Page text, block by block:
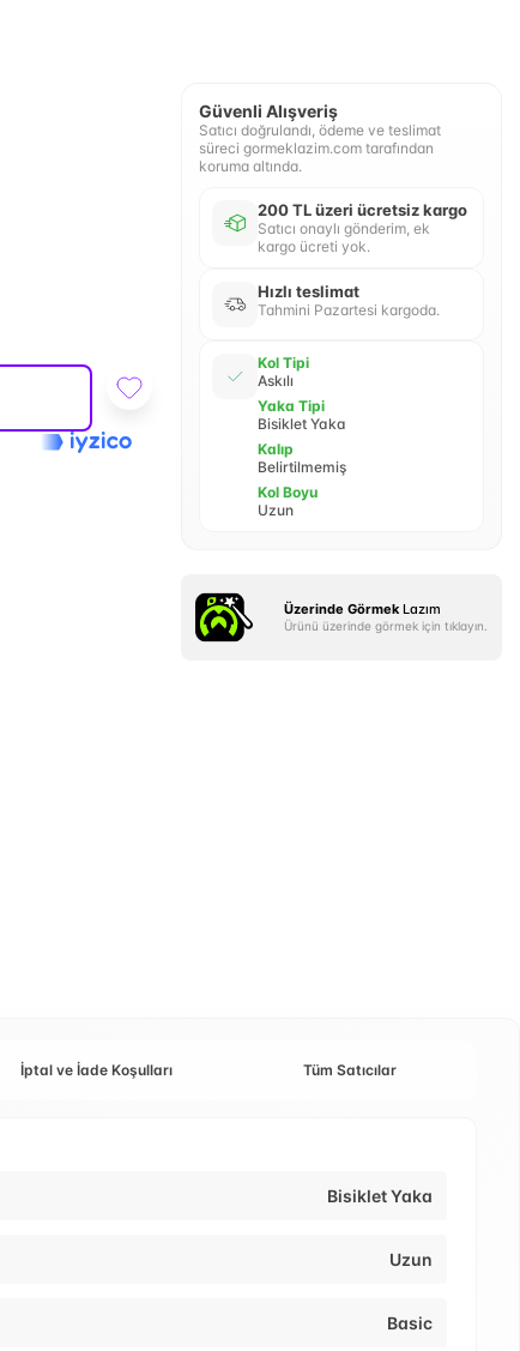
Güvenli Alışveriş
Satıcı doğrulandı, ödeme ve teslimat
süreci gormeklazim.com tarafından
koruma altında.
200 TL üzeri ücretsiz kargo
Satıcı onaylı gönderim, ek
kargo ücreti yok.
Hızlı teslimat
Tahmini Pazartesi kargoda.
Kol Tipi
Askılı
Yaka Tipi
Bisiklet Yaka
Kalıp
Belirtilmemiş
Kol Boyu
Uzun
Üzerinde Görmek Lazım
Ürünü üzerinde görmek için tıklayın.
İptal ve İade Koşulları Tüm Satıcılar
Bisiklet Yaka
Uzun
Basic